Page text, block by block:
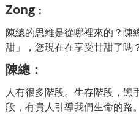
Zong ：
陳總的思維是從哪裡來的？陳
甜」，您現在在享受甘甜了嗎
陳總：
人有很多階段。生存階段，黑
段，有貴人引導我們生命的路。